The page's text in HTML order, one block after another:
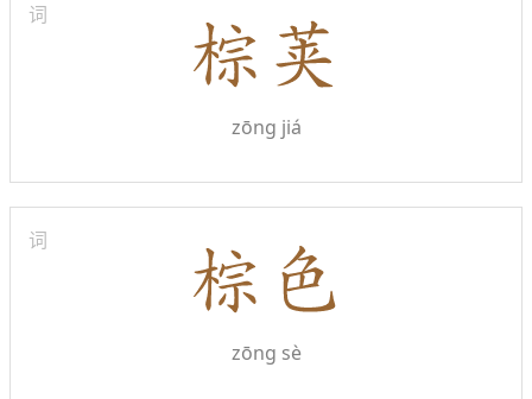
词
zōng jiá
词
zōng sè